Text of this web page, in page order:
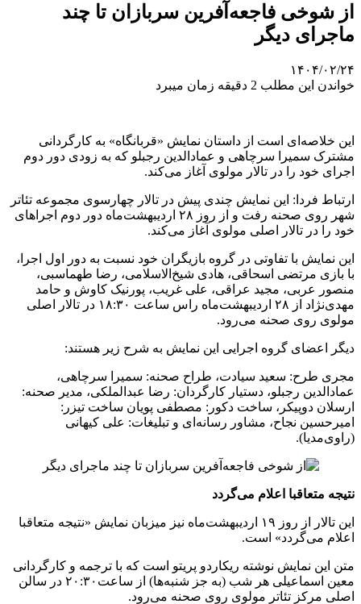
از شوخی فاجعه‌آفرین سربازان تا چند
ماجرای دیگر
۱۴۰۴/۰۲/۲۴
خواندن این مطلب 2 دقیقه زمان میبرد
این خلاصه‌ای است از داستان نمایش «قربانگاه» به کارگردانی
مشترک سمیرا سرچاهی و عمادالدین رجبلو که به زودی دور دوم
اجرای خود را در تالار مولوی آغاز می‌کند.
ارتباط فردا: این نمایش چندی پیش در تالار چهارسوی مجموعه تئاتر
شهر روی صحنه رفت و از روز ۲۸ اردیبهشت‌ماه دور دوم اجراهای
خود را در تالار اصلی مولوی آغاز می‌کند.
این نمایش با تفاوتی در گروه بازیگران خود نسبت به دور اول اجرا،
با بازی مرتضی ‌اسحاقی، هادی ‌شیخ‌الاسلامی، رضا طهماسبی،
منصور ‌عربی، مجید ‌عراقی، علی ‌غریب، پورنیک ‌کاوش و حامد
‌مهدی‌نژاد از ۲۸ اردیبهشت‌ماه راس ساعت ۱۸:۳۰ در تالار اصلی
مولوی روی صحنه می‌رود.
دیگر اعضای گروه اجرایی این نمایش به شرح زیر هستند:
مجری طرح: سعید ‌سیادت، طراح صحنه: سمیرا ‌سرچاهی،
عمادالدین ‌رجبلو، دستیار کارگردان: رضا عبدالملکی، مدیر صحنه:
ارسلان ‌دوپیکر، ساخت دکور: مصطفی ‌پویان ساخت تیزر:
امیرحسین ‌نجاح، مشاور رسانه‌ای و تبلیغات: علی ‌کیهانی
(راوی‌مدیا).
نتیجه متعاقبا اعلام می‌گردد
این تالار از روز ۱۹ اردیبهشت‌ماه نیز میزبان نمایش «نتیجه متعاقبا
اعلام می‌گردد» است.
متن این نمایش نوشته ریکاردو پریتو است که با ترجمه و کارگردانی
معین اسماعیلی هر شب (به جز شنبه‌ها) از ساعت۲۰:۳۰ در سالن
اصلی مرکز تئاتر مولوی روی صحنه می‌رود.